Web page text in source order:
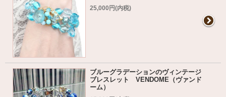
25,000円(内税)
ブルーグラデーションのヴィンテージ
ブレスレット VENDOME（ヴァンド
ーム）